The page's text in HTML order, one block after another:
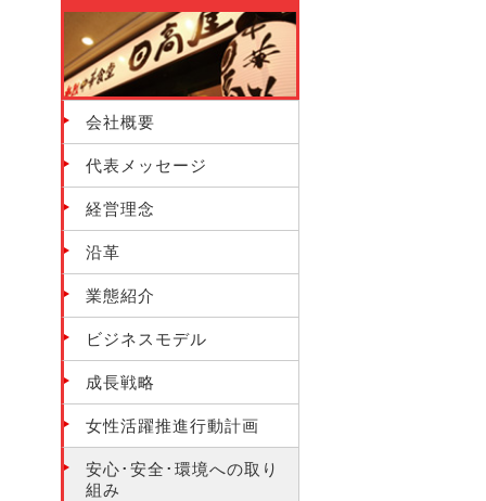
会社概要
代表メッセージ
経営理念
沿革
業態紹介
ビジネスモデル
成長戦略
女性活躍推進行動計画
安心･安全･環境への取り
組み